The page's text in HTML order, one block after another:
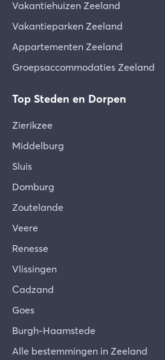
Vakantiehuizen Zeeland
Vakantieparken Zeeland
Appartementen Zeeland
Groepsaccommodaties Zeeland
Top Steden en Dorpen
Zierikzee
Middelburg
Sluis
Domburg
Zoutelande
Veere
Renesse
Vlissingen
Cadzand
Goes
Burgh-Haamstede
Alle bestemmingen in Zeeland